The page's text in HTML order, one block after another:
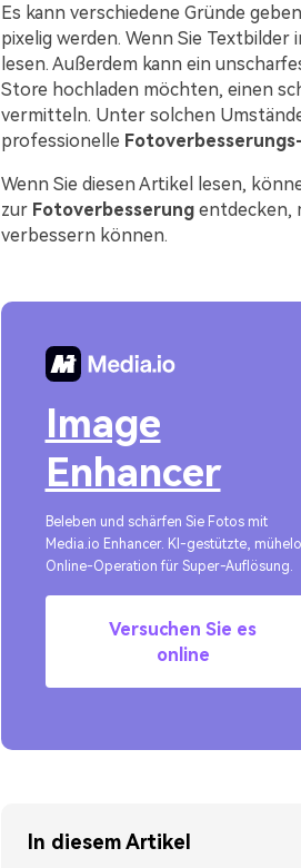
Es kann verschiedene Gründe
pixelig werden. Wenn Sie
lesen. Außerdem kann ein
Store hochladen möchten, einen
vermitteln. Unter solchen
professionelle
Wenn Sie diesen Artikel lesen,
zur Fotoverbesserung entdecken,
verbessern können.
Image
Enhancer
Beleben und schärfen Sie Fotos mit
Media.io Enhancer. KI-gestützte,
Online-Operation für Super-Auflösung.
Versuchen Sie es
online
In diesem Artikel